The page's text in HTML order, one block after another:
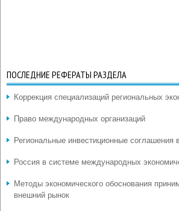
ПОСЛЕДНИЕ РЕФЕРАТЫ РАЗДЕЛА
Коррекция специализаций региональных
Право международных организаций
Региональные инвестиционные соглашения
Россия в системе международных
Методы экономического обоснования
внешний рынок